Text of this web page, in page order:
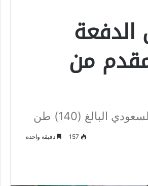
الدفعة
من
157 دقيقة واحدة